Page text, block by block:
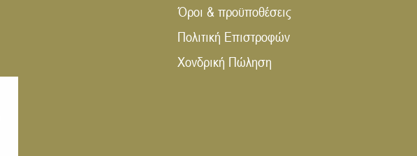
Όροι & προϋποθέσεις
Πολιτική Επιστροφών
Χονδρική Πώληση